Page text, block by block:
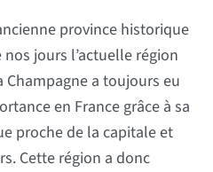
province historique
jours l’actuelle région
Champagne a toujours eu
en France grâce à sa
proche de la capitale et
Cette région a donc